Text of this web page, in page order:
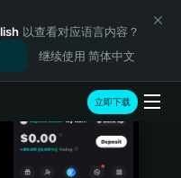
以查看对应语言内容？
继续使用 简体中文
立即下载